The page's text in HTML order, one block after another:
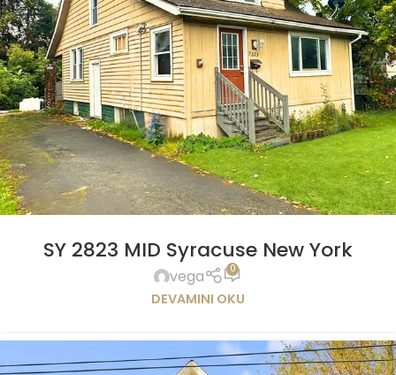
SY 2823 MID Syracuse New York
vega 0
DEVAMINI OKU